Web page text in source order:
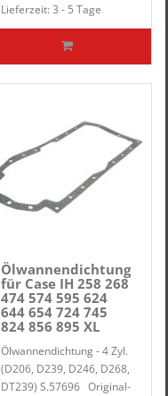
Lieferzeit: 3 - 5 Tage
Ölwannendichtung
für Case IH 258 268
474 574 595 624
644 654 724 745
824 856 895 XL
Ölwannendichtung - 4 Zyl.
(D206, D239, D246, D268,
DT239) S.57696 Original-